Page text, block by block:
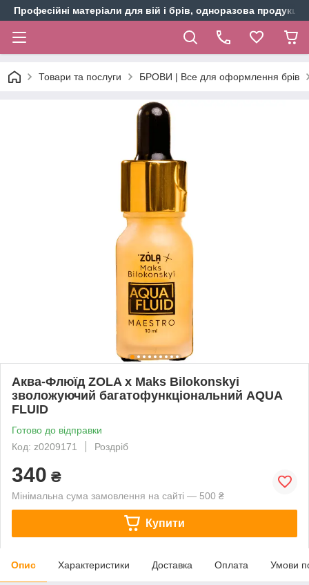
Професійні матеріали для вій і брів, одноразова продукція
Товари та послуги БРОВИ | Все для оформлення брів
Аква-Флюїд ZOLA x Maks Bilokonskyi
зволожуючий багатофункціональний AQUA
FLUID
Готово до відправки
Код: z0209171
Роздріб
340 ₴
Мінімальна сума замовлення на сайті — 500 ₴
Купити
Опис Характеристики Доставка Оплата Умови